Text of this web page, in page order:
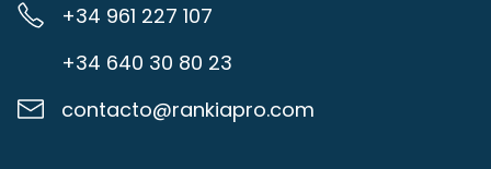
+34 961 227 107
+34 640 30 80 23
contacto@rankiapro.com